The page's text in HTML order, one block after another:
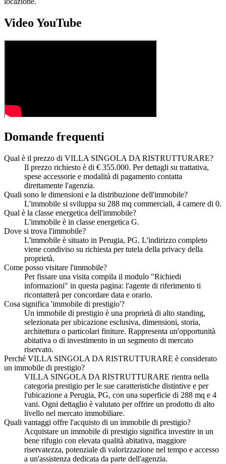
Video YouTube
Domande frequenti
Qual è il prezzo di VILLA SINGOLA DA RISTRUTTURARE?
Il prezzo richiesto è di € 355.000. Per dettagli su trattativa,
spese accessorie e modalità di pagamento contatta
direttamente l'agenzia.
Quali sono le dimensioni e la distribuzione dell'immobile?
L'immobile si sviluppa su 288 mq commerciali, 4 camere di 0.
Qual è la classe energetica dell'immobile?
L'immobile è in classe energetica G.
Dove si trova l'immobile?
L'immobile è situato in Perugia, PG. L'indirizzo completo
viene condiviso su richiesta per tutela della privacy della
proprietà.
Come posso visitare l'immobile?
Per fissare una visita compila il modulo "Richiedi
informazioni" in questa pagina: l'agente di riferimento ti
ricontatterà per concordare data e orario.
Cosa significa 'immobile di prestigio'?
Un immobile di prestigio è una proprietà di alto standing,
selezionata per ubicazione esclusiva, dimensioni, storia,
architettura o particolari finiture. Rappresenta un'opportunità
abitativa o di investimento in un segmento di mercato
riservato.
Perché VILLA SINGOLA DA RISTRUTTURARE è considerato
un immobile di prestigio?
VILLA SINGOLA DA RISTRUTTURARE rientra nella
categoria prestigio per le sue caratteristiche distintive e per
l'ubicazione a Perugia, PG, con una superficie di 288 mq e 4
vani. Ogni dettaglio è valutato per offrire un prodotto di alto
livello nel mercato immobiliare.
Quali vantaggi offre l'acquisto di un immobile di prestigio?
Acquistare un immobile di prestigio significa investire in un
bene rifugio con elevata qualità abitativa, maggiore
riservatezza, potenziale di valorizzazione nel tempo e accesso
a un'assistenza dedicata da parte dell'agenzia.